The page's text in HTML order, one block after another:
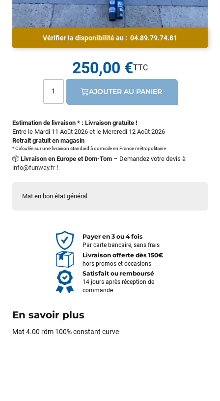
Mat en bon état général
Vérifier la disponibilité au : 04.89.79.74.81
Estimation de livraison * : Livraison gratuite !
Entre le Mardi 11 Août 2026 et le Mercredi 12 Août 2026
Retrait gratuit en magasin
* Calculée sur une livraison standard à domicile en France métropolitaine
📦 Livraison en Europe et Dom-Tom – Demandez votre devis à
info@funway.fr!
250,00 €
AJOUTER AU PANIER
Payer en 3 ou 4 fois
Par carte bancaire, sans frais
Livraison offerte dès 150€
hors promos et occasions
Satisfait ou remboursé
14 jours après réception de
commande
En savoir plus
Mat 4.00 rdm 100% constant curve